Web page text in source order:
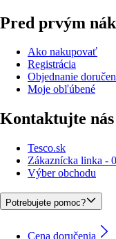
Pred prvým
Ako nakupovať
Registrácia
Objednanie
Moje obľúbené
Kontaktujte nás
Tesco.sk
Zákaznícka linka -
Výber obchodu
Potrebujete pomoc?
Cena doručenia